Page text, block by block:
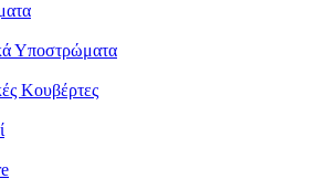
Υποστρώματα
Κουβέρτες